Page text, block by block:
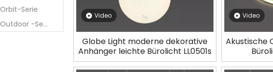
Orbit-Serie
Outdoor -Serie
Video
Globe Light moderne dekorative
Anhänger leichte Bürolicht LL0501s
Video
Akustische